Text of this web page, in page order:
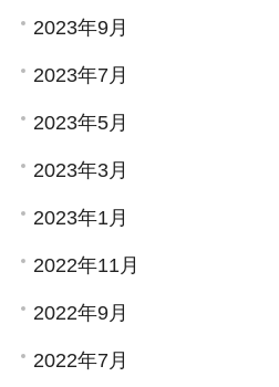
2023年9月
2023年7月
2023年5月
2023年3月
2023年1月
2022年11月
2022年9月
2022年7月